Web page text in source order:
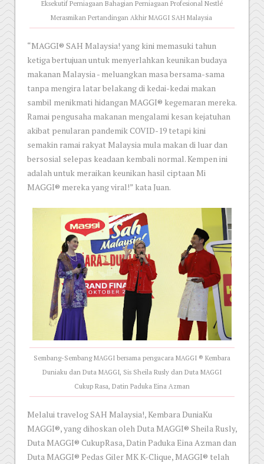
Eksekutif Perniagaan Bahagian Perniagaan Profesional Nestlé
Merasmikan Pertandingan Akhir MAGGI SAH Malaysia
“MAGGI® SAH Malaysia! yang kini memasuki tahun
ketiga bertujuan untuk menyerlahkan keunikan budaya
makanan Malaysia - meluangkan masa bersama-sama
tanpa mengira latar belakang di kedai-kedai makan
sambil menikmati hidangan MAGGI® kegemaran mereka.
Ramai pengusaha makanan mengalami kesan kejatuhan
akibat penularan pandemik COVID-19 tetapi kini
semakin ramai rakyat Malaysia mula makan di luar dan
bersosial selepas keadaan kembali normal. Kempen ini
adalah untuk meraikan keunikan hasil ciptaan Mi
MAGGI® mereka yang viral!” kata Juan.
Sembang-Sembang MAGGI bersama pengacara MAGGI ® Kembara
Duniaku dan Duta MAGGI, Sis Sheila Rusly dan Duta MAGGI
Cukup Rasa, Datin Paduka Eina Azman
Melalui travelog SAH Malaysia!, Kembara DuniaKu
MAGGI®, yang dihoskan oleh Duta MAGGI® Sheila Rusly,
Duta MAGGI® CukupRasa, Datin Paduka Eina Azman dan
Duta MAGGI® Pedas Giler MK K-Clique, MAGGI® telah